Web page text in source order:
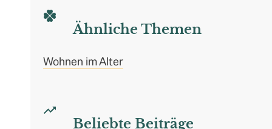
Ähnliche Themen
Wohnen im Alter
Beliebte Beiträge